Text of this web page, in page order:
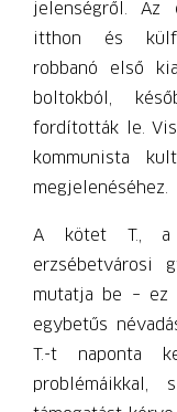
jelenségről. Az
itthon és
robbanó első
boltokból,
fordították le.
kommunista
megjelenéséhez.
A kötet T., a
erzsébetvárosi
mutatja be – ez
egybetűs
T.-t naponta
problémáikkal,